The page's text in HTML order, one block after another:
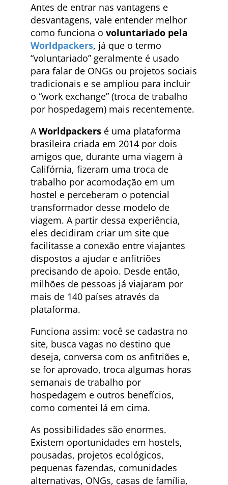
Antes de entrar nas vantagens e
desvantagens, vale entender melhor
como funciona o voluntariado pela
Worldpackers, já que o termo
“voluntariado” geralmente é usado
para falar de ONGs ou projetos sociais
tradicionais e se ampliou para incluir
o “work exchange” (troca de trabalho
por hospedagem) mais recentemente.
AWorldpackers é uma plataforma
brasileira criada em 2014 por dois
amigos que, durante uma viagem à
Califórnia, fizeram uma troca de
trabalho por acomodação em um
hostel e perceberam o potencial
transformador desse modelo de
viagem. A partir dessa experiência,
eles decidiram criar um site que
facilitasse a conexão entre viajantes
dispostos a ajudar e anfitriões
precisando de apoio. Desde então,
milhões de pessoas já viajaram por
mais de 140 países através da
plataforma.
Funciona assim: você se cadastra no
site, busca vagas no destino que
deseja, conversa com os anfitriões e,
se for aprovado, troca algumas horas
semanais de trabalho por
hospedagem e outros benefícios,
como comentei lá em cima.
As possibilidades são enormes.
Existem oportunidades em hostels,
pousadas, projetos ecológicos,
pequenas fazendas, comunidades
alternativas, ONGs, casas de família,